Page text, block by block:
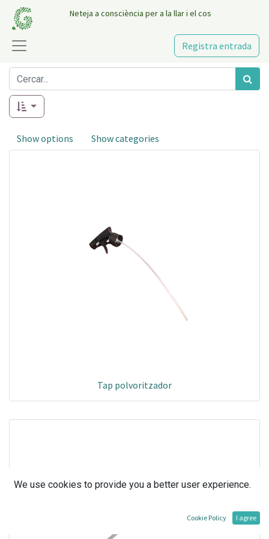
Neteja a consciència per a la llar i el cos
Registra entrada
Show options Show categories
Tap polvoritzador
We use cookies to provide you a better user experience.
Cookie Policy I agree